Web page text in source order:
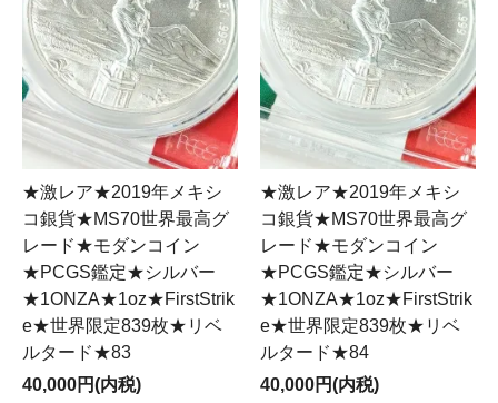
★激レア★2019年メキシ
コ銀貨★MS70世界最高グ
レード★モダンコイン
★PCGS鑑定★シルバー
★1ONZA★1oz★FirstStrik
e★世界限定839枚★リベ
ルタード★83
40,000円(内税)
★激レア★2019年メキシ
コ銀貨★MS70世界最高グ
レード★モダンコイン
★PCGS鑑定★シルバー
★1ONZA★1oz★FirstStrik
e★世界限定839枚★リベ
ルタード★84
40,000円(内税)